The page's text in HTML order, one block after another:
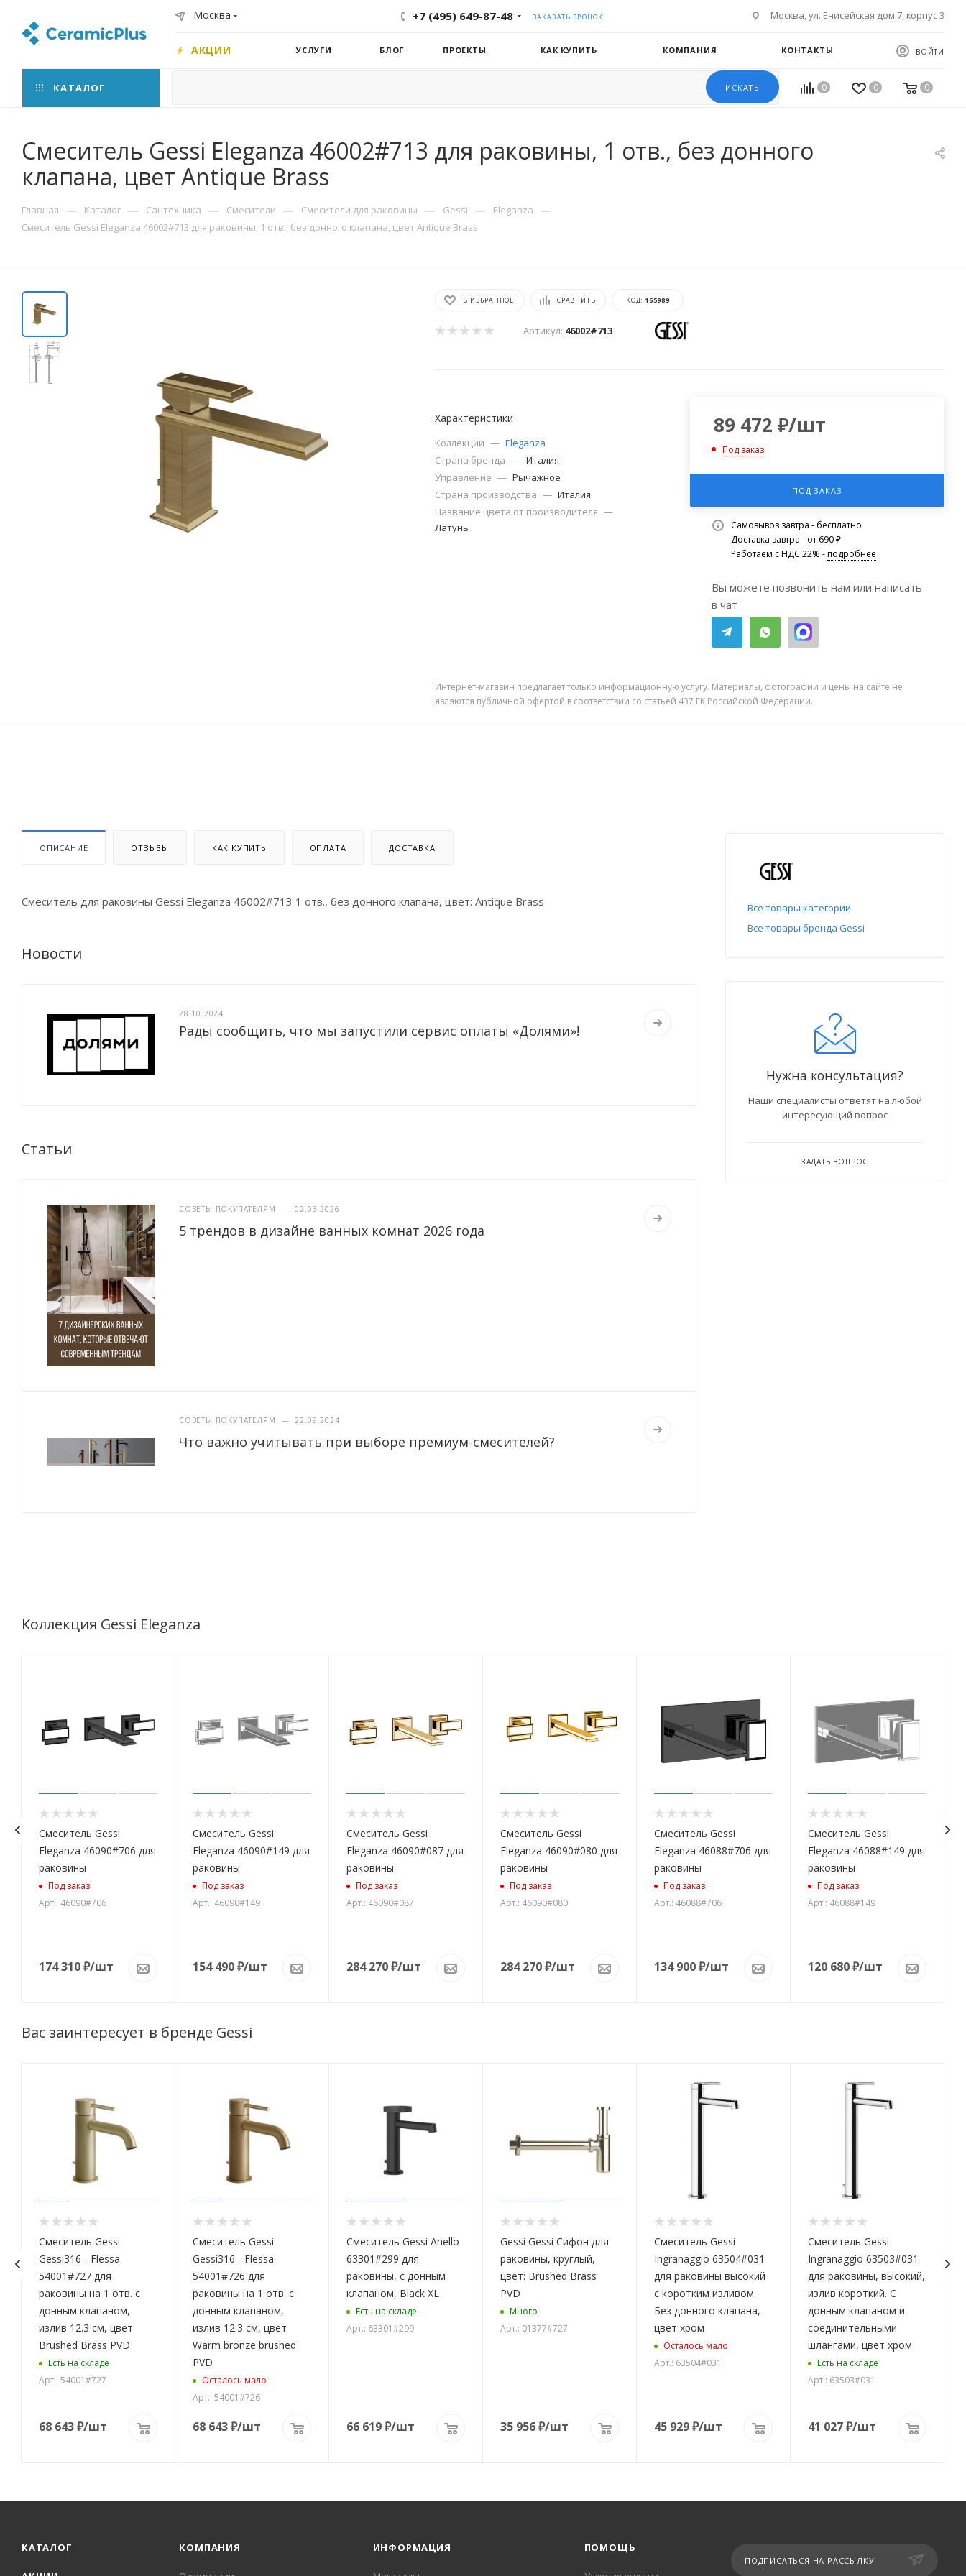
Москва +7 (495) 649-87-48 ЗАКАЗАТЬ ЗВОНОК Москва, ул. Енисейская дом 7, корпус 3
АКЦИИ УСЛУГИ БЛОГ ПРОЕКТЫ КАК КУПИТЬ КОМПАНИЯ КОНТАКТЫ ВОЙТИ
КАТАЛОГ ИСКАТЬ 0 0 0
Смеситель Gessi Eleganza 46002#713 для раковины, 1 отв., без донного
клапана, цвет Antique Brass
Главная — Каталог — Сантехника — Смесители — Смесители для раковины — Gessi — Eleganza —
Смеситель Gessi Eleganza 46002#713 для раковины, 1 отв., без донного клапана, цвет Antique Brass
В ИЗБРАННОЕ СРАВНИТЬ КОД: 165989
Артикул: 46002#713
Характеристики
Коллекции — Eleganza
Страна бренда — Италия
Управление — Рычажное
Страна производства — Италия
Название цвета от производителя —
Латунь
89 472 ₽/шт
Под заказ
ПОД ЗАКАЗ
Самовывоз завтра - бесплатно
Доставка завтра - от 690 ₽
Работаем с НДС 22% -подробнее
Вы можете позвонить нам или написать
в чат
Интернет-магазин предлагает только информационную услугу. Материалы, фотографии и цены на сайте не
являются публичной офертой в соответствии со статьей 437 ГК Российской Федерации.
ОПИСАНИЕ ОТЗЫВЫ КАК КУПИТЬ ОПЛАТА ДОСТАВКА
Смеситель для раковины Gessi Eleganza 46002#713 1 отв., без донного клапана, цвет: Antique Brass
Новости
28.10.2024
Рады сообщить, что мы запустили сервис оплаты «Долями»!
Статьи
СОВЕТЫ ПОКУПАТЕЛЯМ — 02.03.2026
5 трендов в дизайне ванных комнат 2026 года
СОВЕТЫ ПОКУПАТЕЛЯМ — 22.09.2024
Что важно учитывать при выборе премиум-смесителей?
Все товары категории
Все товары бренда Gessi
Нужна консультация?
Наши специалисты ответят на любой
интересующий вопрос
ЗАДАТЬ ВОПРОС
Коллекция Gessi Eleganza
Смеситель Gessi
Eleganza 46090#706 для
раковины
Под заказ
Арт.: 46090#706
174 310₽/шт
Смеситель Gessi
Eleganza 46090#149 для
раковины
Под заказ
Арт.: 46090#149
154 490₽/шт
Смеситель Gessi
Eleganza 46090#087 для
раковины
Под заказ
Арт.: 46090#087
284 270₽/шт
Смеситель Gessi
Eleganza 46090#080 для
раковины
Под заказ
Арт.: 46090#080
284 270₽/шт
Смеситель Gessi
Eleganza 46088#706 для
раковины
Под заказ
Арт.: 46088#706
134 900₽/шт
Смеситель Gessi
Eleganza 46088#149 для
раковины
Под заказ
Арт.: 46088#149
120 680₽/шт
Вас заинтересует в бренде Gessi
Смеситель Gessi
Gessi316 - Flessa
54001#727 для
раковины на 1 отв. с
донным клапаном,
излив 12.3 см, цвет
Brushed Brass PVD
Есть на складе
Арт.: 54001#727
68 643₽/шт
Смеситель Gessi
Gessi316 - Flessa
54001#726 для
раковины на 1 отв. с
донным клапаном,
излив 12.3 см, цвет
Warm bronze brushed
PVD
Осталось мало
Арт.: 54001#726
68 643₽/шт
Смеситель Gessi Anello
63301#299 для
раковины, с донным
клапаном, Black XL
Есть на складе
Арт.: 63301#299
66 619₽/шт
Gessi Gessi Сифон для
раковины, круглый,
цвет: Brushed Brass
PVD
Много
Арт.: 01377#727
35 956₽/шт
Смеситель Gessi
Ingranaggio 63504#031
для раковины высокий
с коротким изливом.
Без донного клапана,
цвет хром
Осталось мало
Арт.: 63504#031
45 929₽/шт
Смеситель Gessi
Ingranaggio 63503#031
для раковины, высокий,
излив короткий. С
донным клапаном и
соединительными
шлангами, цвет хром
Есть на складе
Арт.: 63503#031
41 027₽/шт
КАТАЛОГ КОМПАНИЯ ИНФОРМАЦИЯ ПОМОЩЬ
ПОДПИСАТЬСЯ НА РАССЫЛКУ